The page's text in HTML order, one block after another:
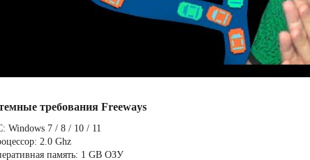
требования Freeways
Windows 7 / 8 / 10 / 11
2.0 Ghz
память: 1 GB ОЗУ